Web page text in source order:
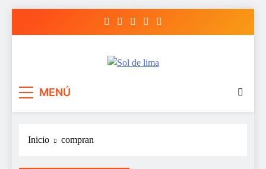
MENÚ
Inicio compran